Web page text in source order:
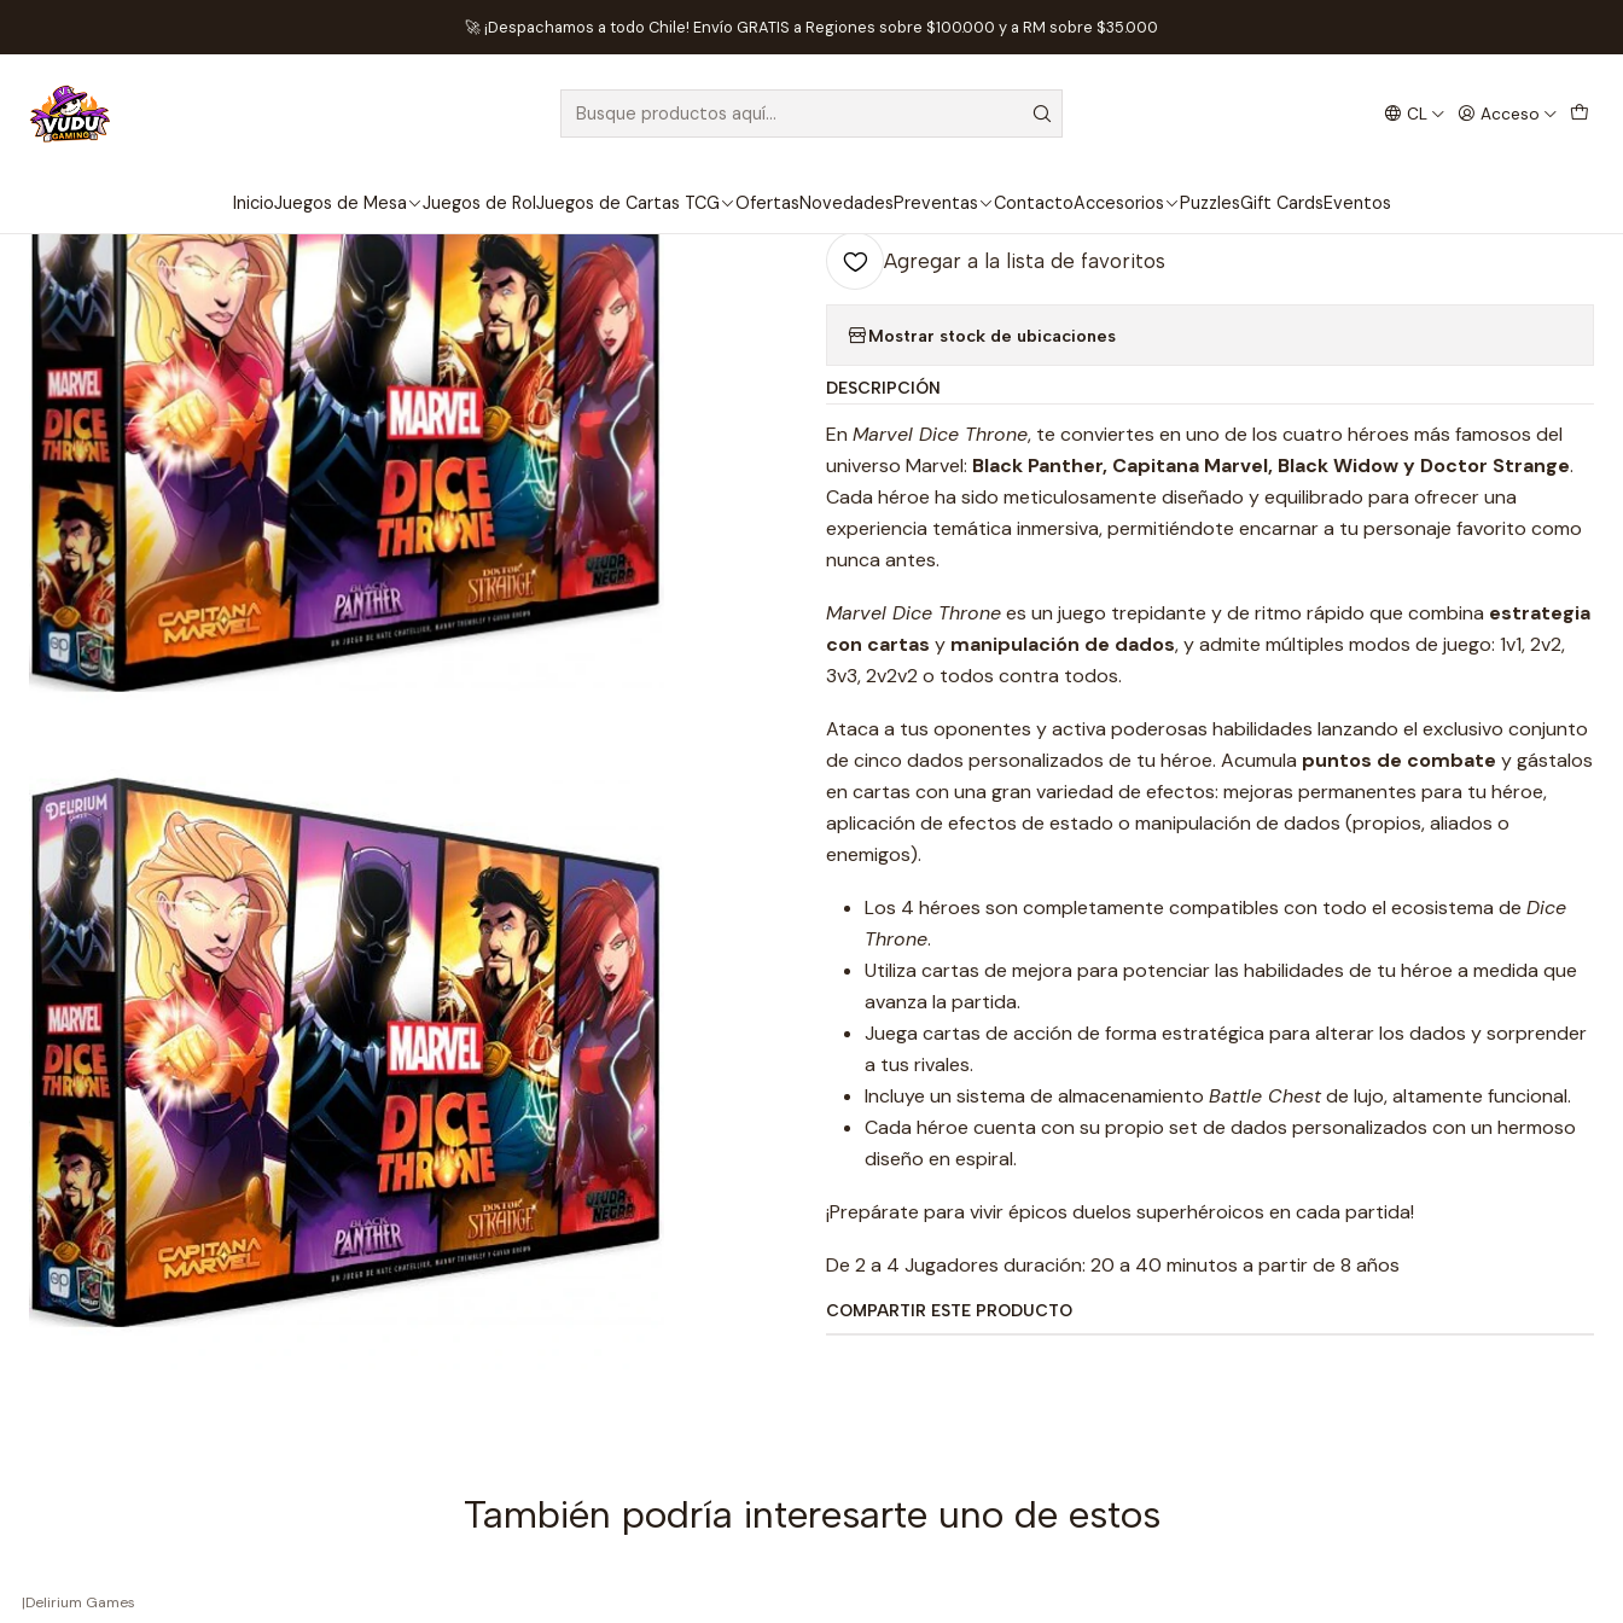
CL Acceso
InicioJuegos de Mesa Juegos de RolJuegos de Cartas TCG OfertasNovedadesPreventas ContactoAccesorios PuzzlesGift CardsEventos
🚀 ¡Despachamos a todo Chile! Envío GRATIS a Regiones sobre $100.000 y a RM sobre $35.000
Inicio Juegos de Mesa Editorial Delirium Games Marvel Dice Throne 2 - Español
Marvel Dice Throne 2 - Español
Cantidad
Agregar al Carro
Agregar a la lista de favoritos
Mostrar stock de ubicaciones
DESCRIPCIÓN
En Marvel Dice Throne, te conviertes en uno de los cuatro héroes más famosos del
universo Marvel: Black Panther, Capitana Marvel, Black Widow y Doctor Strange.
Cada héroe ha sido meticulosamente diseñado y equilibrado para ofrecer una
experiencia temática inmersiva, permitiéndote encarnar a tu personaje favorito como
nunca antes.
Marvel Dice Thronees un juego trepidante y de ritmo rápido que combina estrategia
con cartas y manipulación de dados, y admite múltiples modos de juego: 1v1, 2v2,
3v3, 2v2v2 o todos contra todos.
Ataca a tus oponentes y activa poderosas habilidades lanzando el exclusivo conjunto
de cinco dados personalizados de tu héroe. Acumula puntos de combate y gástalos
en cartas con una gran variedad de efectos: mejoras permanentes para tu héroe,
aplicación de efectos de estado o manipulación de dados (propios, aliados o
enemigos).
Los 4 héroes son completamente compatibles con todo el ecosistema de Dice
Throne.
Utiliza cartas de mejora para potenciar las habilidades de tu héroe a medida que
avanza la partida.
Juega cartas de acción de forma estratégica para alterar los dados y sorprender
a tus rivales.
Incluye un sistema de almacenamiento Battle Chestde lujo, altamente funcional.
Cada héroe cuenta con su propio set de dados personalizados con un hermoso
diseño en espiral.
¡Prepárate para vivir épicos duelos superhéroicos en cada partida!
De 2 a 4 Jugadores duración: 20 a 40 minutos a partir de 8 años
COMPARTIR ESTE PRODUCTO
También podría interesarte uno de estos
|Delirium Games